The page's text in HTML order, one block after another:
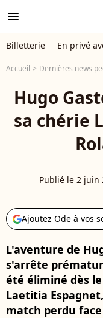
menu
Billetterie En privé
Accueil Dernières news
Hugo
sa chérie
Publié le 2 juin
Ajoutez Ode à vos
L'aventure de
s'arrête
été éliminé dès
Laetitia
match perdu